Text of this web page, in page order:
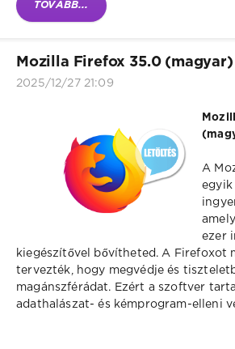
TOVÁBB...
Mozilla Firefox 35.0
2025/12/27 21:09
A
egyik
ezer
kiegészítővel bővítheted. A Firefoxot
tervezték, hogy megvédje és
magánszférádat. Ezért a szoftver
adathalászat- és kémprogram-elleni